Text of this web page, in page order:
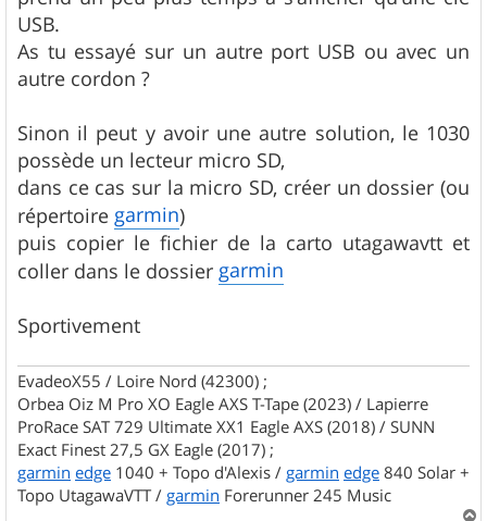
USB.
As tu essayé sur un autre port USB ou avec un
autre cordon ?
Sinon il peut y avoir une autre solution, le 1030
possède un lecteur micro SD,
dans ce cas sur la micro SD, créer un dossier (ou
répertoire garmin)
puis copier le fichier de la carto utagawavtt et
coller dans le dossier garmin
Sportivement
EvadeoX55 / Loire Nord (42300) ;
Orbea Oiz M Pro XO Eagle AXS T-Tape (2023) / Lapierre
ProRace SAT 729 Ultimate XX1 Eagle AXS (2018) / SUNN
Exact Finest 27,5 GX Eagle (2017) ;
garmin edge 1040 + Topo d'Alexis / garmin edge 840 Solar +
Topo UtagawaVTT / garmin Forerunner 245 Music